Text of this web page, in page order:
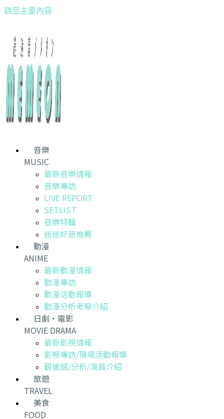
跳至主要內容
音樂
MUSIC
最新音樂情報
音樂專訪
LIVE REPORT
SETLIST
音樂特輯
迷迷好音推薦
動漫
ANIME
最新動漫情報
動漫專訪
動漫活動報導
動漫分析考察介紹
日劇・電影
MOVIE DRAMA
最新影視情報
影視專訪/現場活動報導
觀後感/分析/演員介紹
旅遊
TRAVEL
美食
FOOD